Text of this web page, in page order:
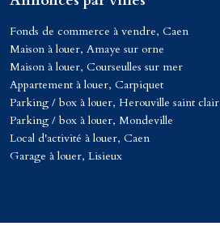
Fonds de commerce à vendre, Caen
Maison à louer, Amaye sur orne
Maison à louer, Courseulles sur mer
Appartement à louer, Carpiquet
Parking / box à louer, Herouville saint clair
Parking / box à louer, Mondeville
Local d'activité à louer, Caen
Garage à louer, Lisieux